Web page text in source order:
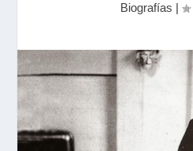
Biografías |